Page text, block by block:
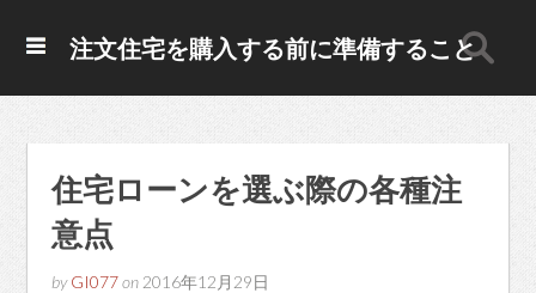
注文住宅を購入する前に準備すること
住宅ローンを選ぶ際の各種注
意点
by GI077on 2016年12月29日